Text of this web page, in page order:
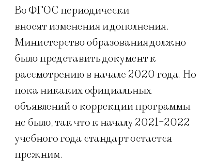
Во ФГОС периодически
вносят изменения и дополнения.
Министерство образования должно
было представить документ к
рассмотрению в начале 2020 года. Но
пока никаких официальных
объявлений о коррекции программы
не было, так что к началу 2021-2022
учебного года стандарт остается
прежним.